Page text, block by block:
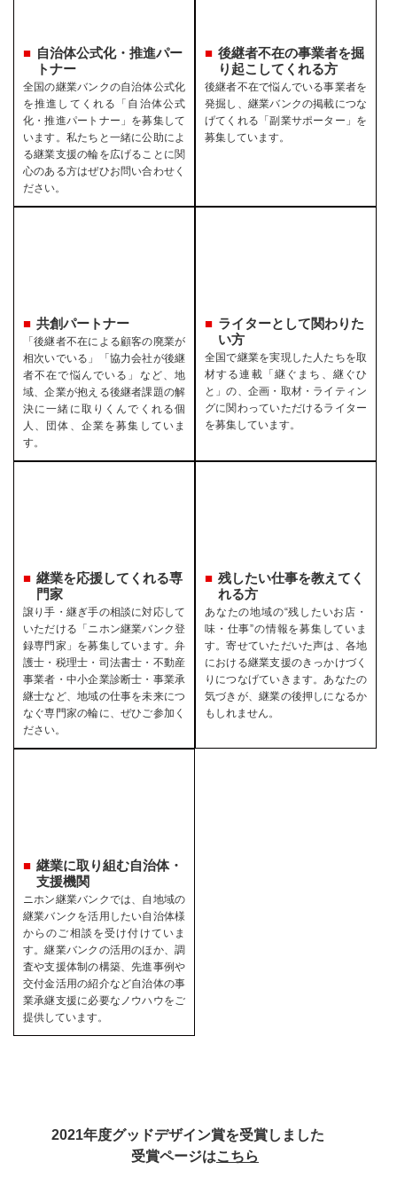
自治体公式化・推進パー
トナー
全国の継業バンクの自治体公式化
を推進してくれる「自治体公式
化・推進パートナー」を募集して
います。私たちと一緒に公助によ
る継業支援の輪を広げることに関
心のある方はぜひお問い合わせく
ださい。
後継者不在の事業者を掘
り起こしてくれる方
後継者不在で悩んでいる事業者を
発掘し、継業バンクの掲載につな
げてくれる「副業サポーター」を
募集しています。
共創パートナー
「後継者不在による顧客の廃業が
相次いでいる」「協力会社が後継
者不在で悩んでいる」など、地
域、企業が抱える後継者課題の解
決に一緒に取りくんでくれる個
人、団体、企業を募集していま
す。
ライターとして関わりた
い方
全国で継業を実現した人たちを取
材する連載「継ぐまち、継ぐひ
と」の、企画・取材・ライティン
グに関わっていただけるライター
を募集しています。
継業を応援してくれる専
門家
譲り手・継ぎ手の相談に対応して
いただける「ニホン継業バンク登
録専門家」を募集しています。弁
護士・税理士・司法書士・不動産
事業者・中小企業診断士・事業承
継士など、地域の仕事を未来につ
なぐ専門家の輪に、ぜひご参加く
ださい。
残したい仕事を教えてく
れる方
あなたの地域の“残したいお店・
味・仕事”の情報を募集していま
す。寄せていただいた声は、各地
における継業支援のきっかけづく
りにつなげていきます。あなたの
気づきが、継業の後押しになるか
もしれません。
継業に取り組む自治体・
支援機関
ニホン継業バンクでは、自地域の
継業バンクを活用したい自治体様
からのご相談を受け付けていま
す。継業バンクの活用のほか、調
査や支援体制の構築、先進事例や
交付金活用の紹介など自治体の事
業承継支援に必要なノウハウをご
提供しています。
2021年度グッドデザイン賞を受賞しました
受賞ページはこちら